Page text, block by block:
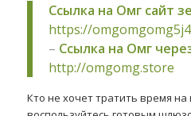
Ссылка на Омг сайт
https://
– Ссылка на Омг
http://omgomg.store
Кто не хочет тратить время на